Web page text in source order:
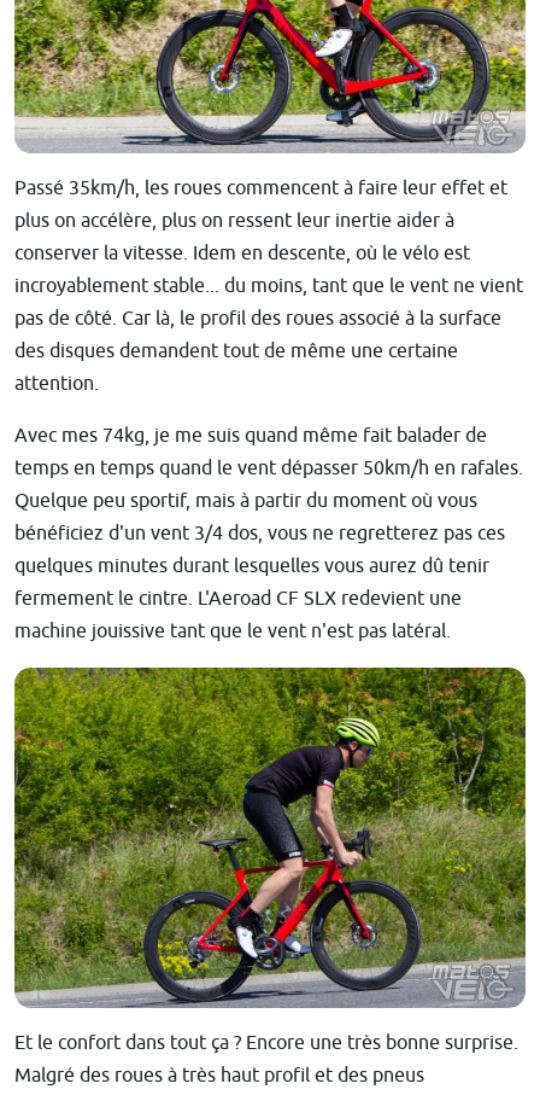
Passé 35km/h, les roues commencent à faire leur effet et
plus on accélère, plus on ressent leur inertie aider à
conserver la vitesse. Idem en descente, où le vélo est
incroyablement stable... du moins, tant que le vent ne vient
pas de côté. Car là, le profil des roues associé à la surface
des disques demandent tout de même une certaine
attention.
Avec mes 74kg, je me suis quand même fait balader de
temps en temps quand le vent dépasser 50km/h en rafales.
Quelque peu sportif, mais à partir du moment où vous
bénéficiez d'un vent 3/4 dos, vous ne regretterez pas ces
quelques minutes durant lesquelles vous aurez dû tenir
fermement le cintre. L'Aeroad CF SLX redevient une
machine jouissive tant que le vent n'est pas latéral.
Et le confort dans tout ça ? Encore une très bonne surprise.
Malgré des roues à très haut profil et des pneus